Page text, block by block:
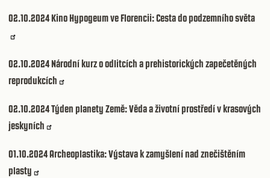
02.10.2024Kino Hypogeum ve Florencii: Cesta do podzemního světa
02.10.2024Národní kurz o odlitcích a prehistorických zapečetěných
reprodukcích
02.10.2024Týden planety Země: Věda a životní prostředí v krasových
jeskyních
01.10.2024Archeoplastika: Výstava k zamyšlení nad znečištěním
plasty